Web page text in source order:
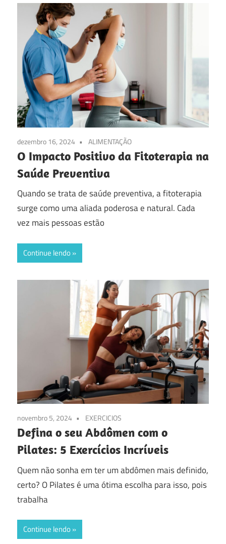
dezembro 16, 2024 ALIMENTAÇÃO
O Impacto Positivo da Fitoterapia na
Saúde Preventiva
Quando se trata de saúde preventiva, a fitoterapia
surge como uma aliada poderosa e natural. Cada
vez mais pessoas estão
Continue lendo
novembro 5, 2024 EXERCICIOS
Defina o seu Abdômen com o
Pilates: 5 Exercícios Incríveis
Quem não sonha em ter um abdômen mais definido,
certo? O Pilates é uma ótima escolha para isso, pois
trabalha
Continue lendo